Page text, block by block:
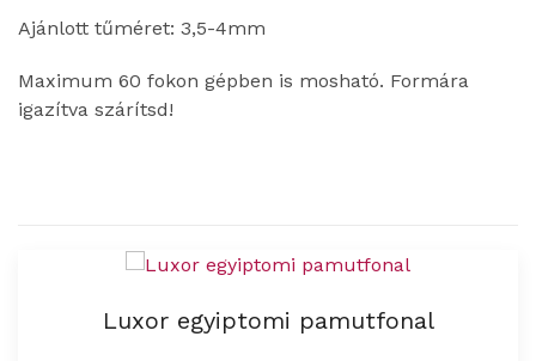
Ajánlott tűméret: 3,5-4mm
Maximum 60 fokon gépben is mosható. Formára
igazítva szárítsd!
Luxor egyiptomi pamutfonal